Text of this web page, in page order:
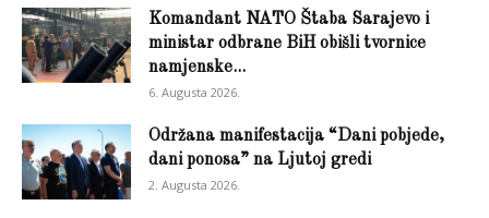
Komandant NATO Štaba Sarajevo i
ministar odbrane BiH obišli tvornice
namjenske...
6. Augusta 2026.
Održana manifestacija “Dani pobjede,
dani ponosa” na Ljutoj gredi
2. Augusta 2026.